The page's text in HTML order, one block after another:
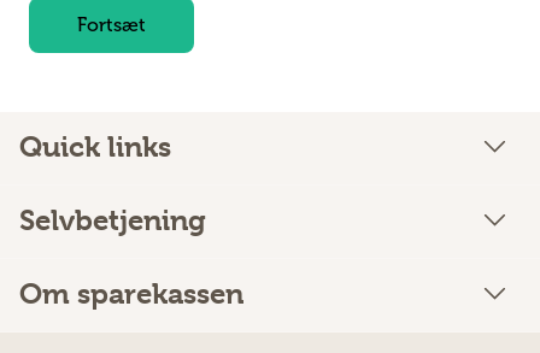
Fortsæt
Quick links
Selvbetjening
Om sparekassen